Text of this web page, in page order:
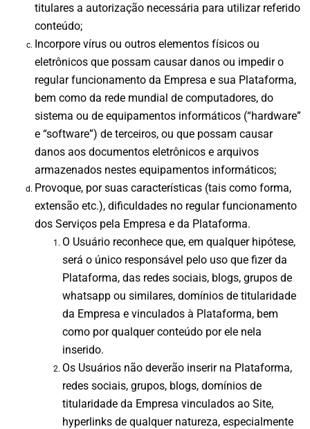
titulares a autorização necessária para utilizar referido
conteúdo;
Incorpore vírus ou outros elementos físicos ou
eletrônicos que possam causar danos ou impedir o
regular funcionamento da Empresa e sua Plataforma,
bem como da rede mundial de computadores, do
sistema ou de equipamentos informáticos (“hardware”
e “software”) de terceiros, ou que possam causar
danos aos documentos eletrônicos e arquivos
armazenados nestes equipamentos informáticos;
Provoque, por suas características (tais como forma,
extensão etc.), dificuldades no regular funcionamento
dos Serviços pela Empresa e da Plataforma.
O Usuário reconhece que, em qualquer hipótese,
será o único responsável pelo uso que fizer da
Plataforma, das redes sociais, blogs, grupos de
whatsapp ou similares, domínios de titularidade
da Empresa e vinculados à Plataforma, bem
como por qualquer conteúdo por ele nela
inserido.
Os Usuários não deverão inserir na Plataforma,
redes sociais, grupos, blogs, domínios de
titularidade da Empresa vinculados ao Site,
hyperlinks de qualquer natureza, especialmente